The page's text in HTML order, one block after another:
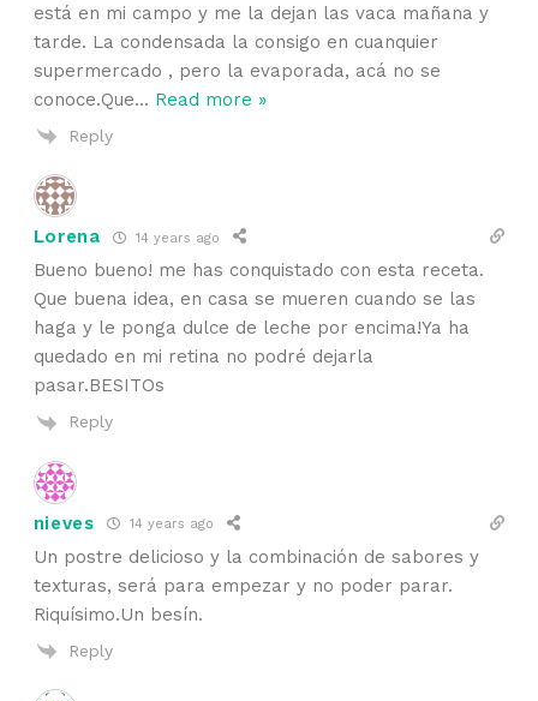
está en mi campo y me la dejan las vaca mañana y
tarde. La condensada la consigo en cuanquier
supermercado , pero la evaporada, acá no se
conoce.Que… Read more »
Reply
Lorena 14 years ago
Bueno bueno! me has conquistado con esta receta.
Que buena idea, en casa se mueren cuando se las
haga y le ponga dulce de leche por encima!Ya ha
quedado en mi retina no podré dejarla
pasar.BESITOs
Reply
nieves 14 years ago
Un postre delicioso y la combinación de sabores y
texturas, será para empezar y no poder parar.
Riquísimo.Un besín.
Reply